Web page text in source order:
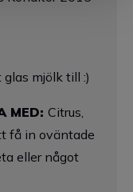
glas mjölk till :)
MED: Citrus,
få in oväntade
eller något